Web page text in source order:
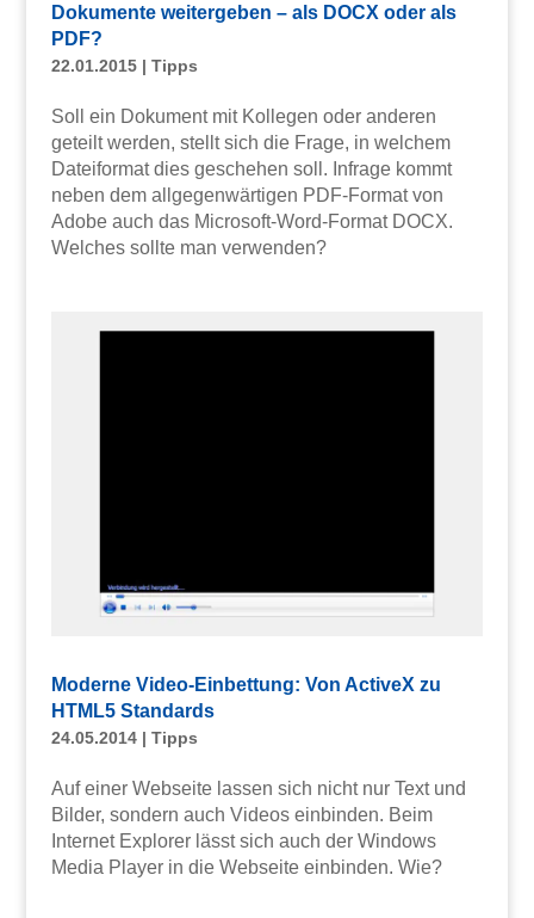
Dokumente weitergeben – als DOCX oder als
PDF?
22.01.2015| Tipps
Soll ein Dokument mit Kollegen oder anderen
geteilt werden, stellt sich die Frage, in welchem
Dateiformat dies geschehen soll. Infrage kommt
neben dem allgegenwärtigen PDF-Format von
Adobe auch das Microsoft-Word-Format DOCX.
Welches sollte man verwenden?
Moderne Video-Einbettung: Von ActiveX zu
HTML5 Standards
24.05.2014| Tipps
Auf einer Webseite lassen sich nicht nur Text und
Bilder, sondern auch Videos einbinden. Beim
Internet Explorer lässt sich auch der Windows
Media Player in die Webseite einbinden. Wie?